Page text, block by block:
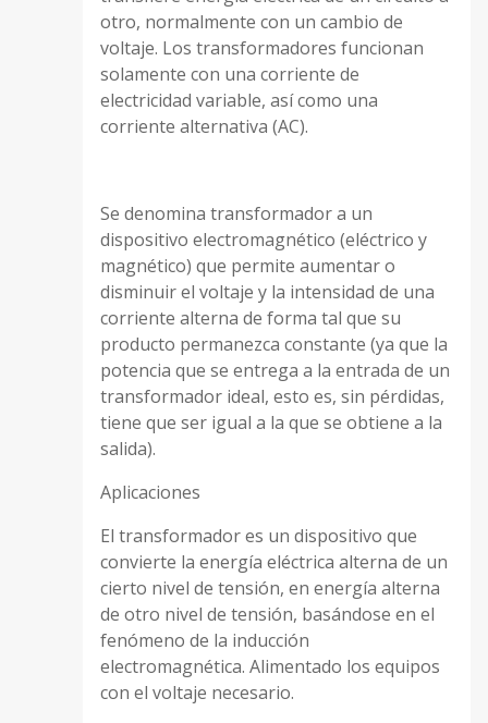
otro, normalmente con un cambio de
voltaje. Los transformadores funcionan
solamente con una corriente de
electricidad variable, así como una
corriente alternativa (AC).
Se denomina transformador a un
dispositivo electromagnético (eléctrico y
magnético) que permite aumentar o
disminuir el voltaje y la intensidad de una
corriente alterna de forma tal que su
producto permanezca constante (ya que la
potencia que se entrega a la entrada de un
transformador ideal, esto es, sin pérdidas,
tiene que ser igual a la que se obtiene a la
salida).
Aplicaciones
El transformador es un dispositivo que
convierte la energía eléctrica alterna de un
cierto nivel de tensión, en energía alterna
de otro nivel de tensión, basándose en el
fenómeno de la inducción
electromagnética. Alimentado los equipos
con el voltaje necesario.